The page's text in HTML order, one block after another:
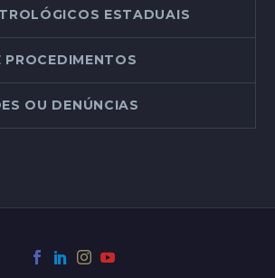
ESTADUAIS
OU DENÚNCIAS